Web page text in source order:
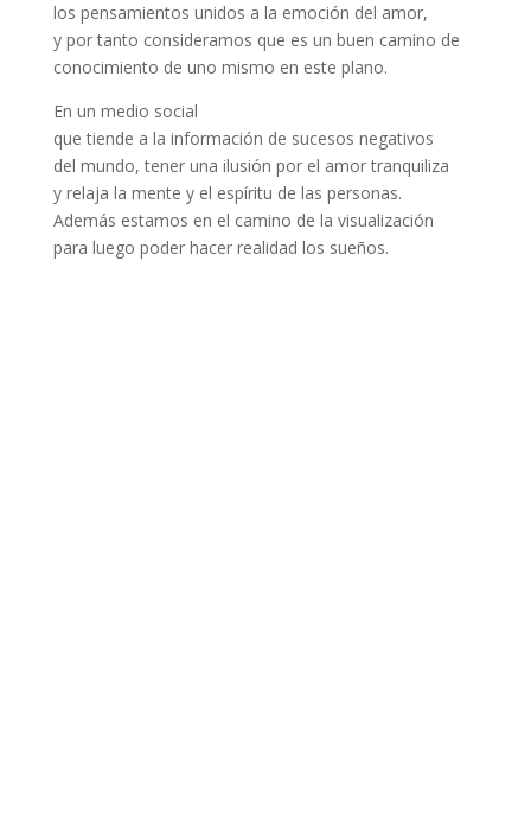
los pensamientos unidos a la emoción del amor,
y por tanto consideramos que es un buen camino de
conocimiento de uno mismo en este plano.
En un medio social
que tiende a la información de sucesos negativos
del mundo, tener una ilusión por el amor tranquiliza
y relaja la mente y el espíritu de las personas.
Además estamos en el camino de la visualización
para luego poder hacer realidad los sueños.